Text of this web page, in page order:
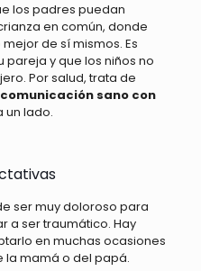
los padres puedan
en común, donde
de sí mismos. Es
y que los niños no
Por salud, trata de
sano con
un lado.
ser muy doloroso para
a ser traumático. Hay
en muchas ocasiones
la mamá o del papá.